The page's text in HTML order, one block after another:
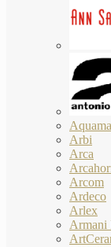
Arbi
Arca
Arcom
Ardeco
Arlex
Armani